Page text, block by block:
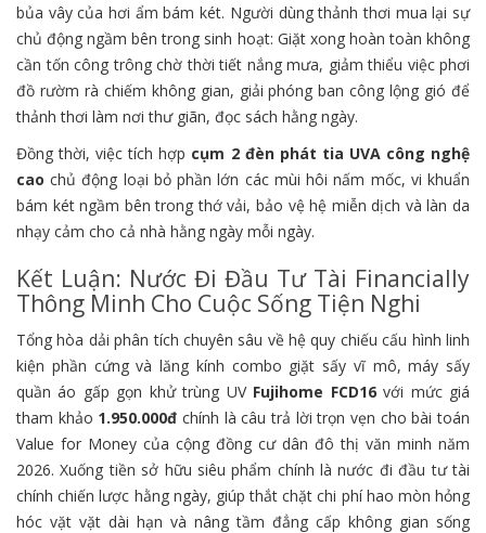
bủa vây của hơi ẩm bám két. Người dùng thảnh thơi mua lại sự
chủ động ngầm bên trong sinh hoạt: Giặt xong hoàn toàn không
cần tốn công trông chờ thời tiết nắng mưa, giảm thiểu việc phơi
đồ rườm rà chiếm không gian, giải phóng ban công lộng gió để
thảnh thơi làm nơi thư giãn, đọc sách hằng ngày.
Đồng thời, việc tích hợp cụm 2 đèn phát tia UVA công nghệ
cao chủ động loại bỏ phần lớn các mùi hôi nấm mốc, vi khuẩn
bám két ngầm bên trong thớ vải, bảo vệ hệ miễn dịch và làn da
nhạy cảm cho cả nhà hằng ngày mỗi ngày.
Kết Luận: Nước Đi Đầu Tư Tài Financially
Thông Minh Cho Cuộc Sống Tiện Nghi
Tổng hòa dải phân tích chuyên sâu về hệ quy chiếu cấu hình linh
kiện phần cứng và lăng kính combo giặt sấy vĩ mô, máy sấy
quần áo gấp gọn khử trùng UV Fujihome FCD16với mức giá
tham khảo 1.950.000đ chính là câu trả lời trọn vẹn cho bài toán
Value for Money của cộng đồng cư dân đô thị văn minh năm
2026. Xuống tiền sở hữu siêu phẩm chính là nước đi đầu tư tài
chính chiến lược hằng ngày, giúp thắt chặt chi phí hao mòn hỏng
hóc vặt vặt dài hạn và nâng tầm đẳng cấp không gian sống